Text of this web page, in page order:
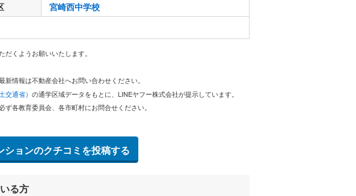
宮崎西中学校
くようお願いいたします。
情報は不動産会社へお問い合わせください。
交通省） の通学区域データをもとに、LINEヤフー株式会社が提示しています。
各教育委員会、各市町村にお問合せください。
ションのクチコミを投稿する
る方